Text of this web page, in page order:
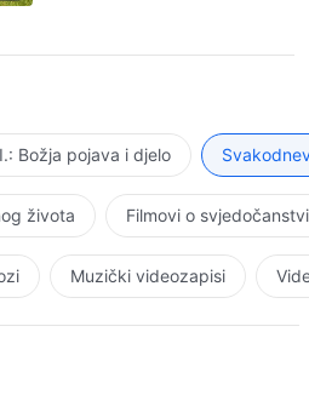
Božja pojava i djelo
života Filmovi o
Muzički videozapisi